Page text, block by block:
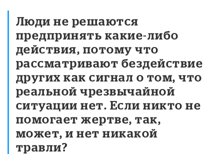
Люди не решаются
предпринять какие-либо
действия, потому что
рассматривают бездействие
других как сигнал о том, что
реальной чрезвычайной
ситуации нет. Если никто не
помогает жертве, так,
может, и нет никакой
травли?